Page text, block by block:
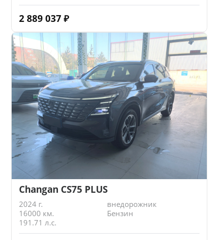
2 889 037 ₽
Changan CS75 PLUS
2024 г.
внедорожник
16000 км.
Бензин
191.71 л.с.